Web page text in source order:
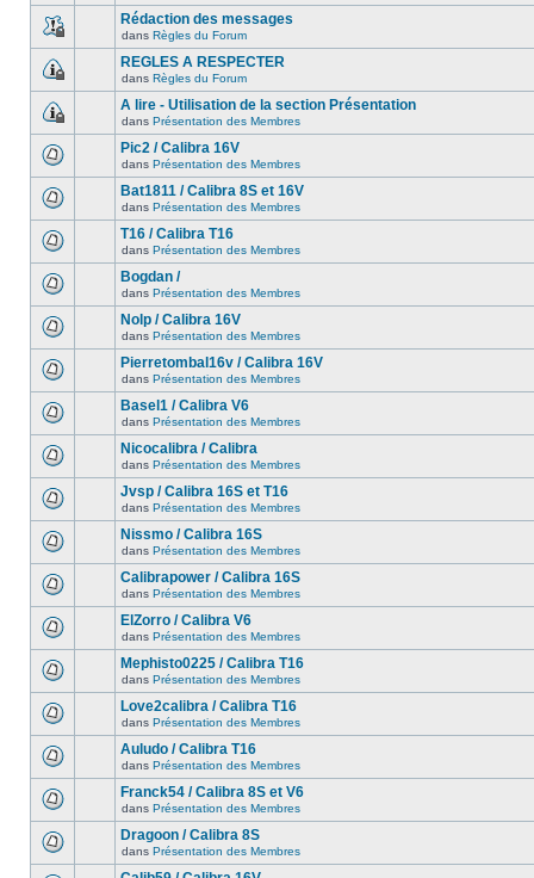
Rédaction des messages
dans Règles du Forum
REGLES A RESPECTER
dans Règles du Forum
A lire - Utilisation de la section Présentation
dans Présentation des Membres
Pic2 / Calibra 16V
dans Présentation des Membres
Bat1811 / Calibra 8S et 16V
dans Présentation des Membres
T16 / Calibra T16
dans Présentation des Membres
Bogdan /
dans Présentation des Membres
Nolp / Calibra 16V
dans Présentation des Membres
Pierretombal16v / Calibra 16V
dans Présentation des Membres
Basel1 / Calibra V6
dans Présentation des Membres
Nicocalibra / Calibra
dans Présentation des Membres
Jvsp / Calibra 16S et T16
dans Présentation des Membres
Nissmo / Calibra 16S
dans Présentation des Membres
Calibrapower / Calibra 16S
dans Présentation des Membres
ElZorro / Calibra V6
dans Présentation des Membres
Mephisto0225 / Calibra T16
dans Présentation des Membres
Love2calibra / Calibra T16
dans Présentation des Membres
Auludo / Calibra T16
dans Présentation des Membres
Franck54 / Calibra 8S et V6
dans Présentation des Membres
Dragoon / Calibra 8S
dans Présentation des Membres